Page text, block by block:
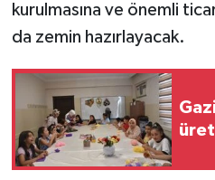
kurulmasına ve önemli
da zemin hazırlayacak.